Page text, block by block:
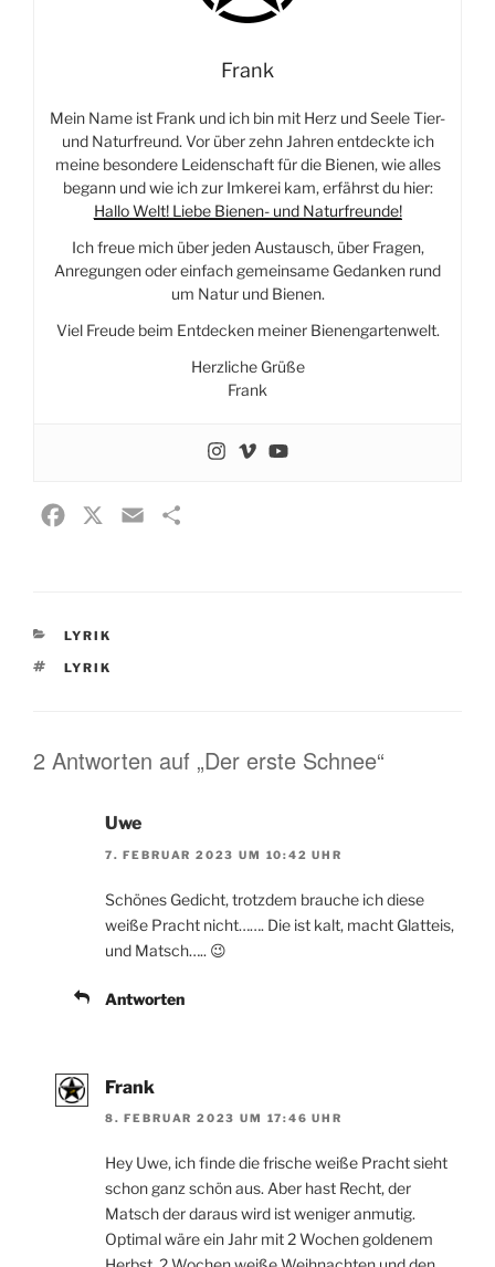
Frank
Mein Name ist Frank und ich bin mit Herz und Seele Tier-
und Naturfreund. Vor über zehn Jahren entdeckte ich
meine besondere Leidenschaft für die Bienen, wie alles
begann und wie ich zur Imkerei kam, erfährst du hier:
Hallo Welt! Liebe Bienen- und Naturfreunde!
Ich freue mich über jeden Austausch, über Fragen,
Anregungen oder einfach gemeinsame Gedanken rund
um Natur und Bienen.
Viel Freude beim Entdecken meiner Bienengartenwelt.
Herzliche Grüße
Frank
b
o
KATEGORIEN
LYRIK
SCHLAGWÖRTER
LYRIK
2 Antworten auf „Der erste Schnee“
Uwe
7. FEBRUAR 2023 UM 10:42 UHR
Schönes Gedicht, trotzdem brauche ich diese
weiße Pracht nicht……. Die ist kalt, macht Glatteis,
und Matsch….. 😉
Antworten
Frank
8. FEBRUAR 2023 UM 17:46 UHR
Hey Uwe, ich finde die frische weiße Pracht sieht
schon ganz schön aus. Aber hast Recht, der
Matsch der daraus wird ist weniger anmutig.
Optimal wäre ein Jahr mit 2 Wochen goldenem